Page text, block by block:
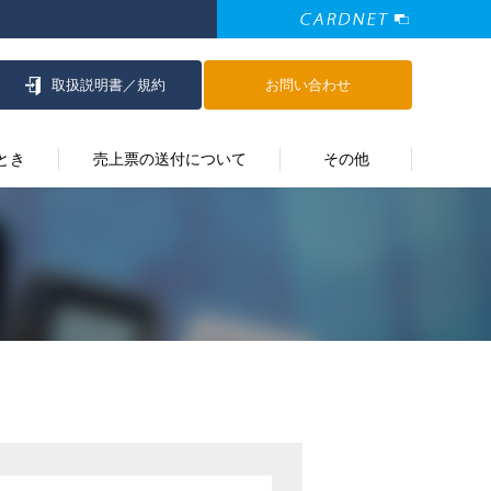
取扱説明書／ 規約 お問い合わせ
き 売上票の送付について その他